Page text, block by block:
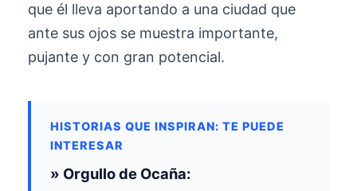
que él lleva aportando a una ciudad que
ante sus ojos se muestra importante,
pujante y con gran potencial.
HISTORIAS QUE INSPIRAN: TE PUEDE
INTERESAR
» Orgullo de Ocaña: